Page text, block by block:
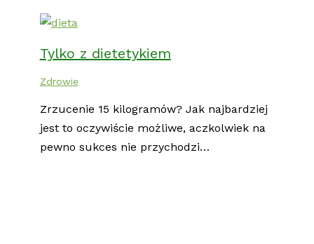
Tylko z dietetykiem
Zdrowie
Zrzucenie 15 kilogramów? Jak najbardziej
jest to oczywiście możliwe, aczkolwiek na
pewno sukces nie przychodzi…